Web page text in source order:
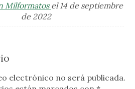
Milformatos el 14 de septiembre
de 2022
electrónico no será publicada.